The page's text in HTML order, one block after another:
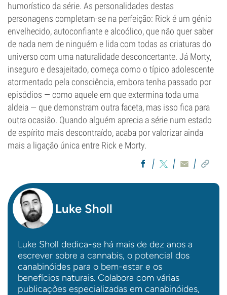
humorístico da série. As personalidades destas
personagens completam-se na perfeição: Rick é um génio
envelhecido, autoconfiante e alcoólico, que não quer saber
de nada nem de ninguém e lida com todas as criaturas do
universo com uma naturalidade desconcertante. Já Morty,
inseguro e desajeitado, começa como o típico adolescente
atormentado pela consciência, embora tenha passado por
episódios — como aquele em que extermina toda uma
aldeia — que demonstram outra faceta, mas isso fica para
outra ocasião. Quando alguém aprecia a série num estado
de espírito mais descontraído, acaba por valorizar ainda
mais a ligação única entre Rick e Morty.
Luke Sholl
Luke Sholl dedica-se há mais de dez anos a
escrever sobre a cannabis, o potencial dos
canabinóides para o bem-estar e os
benefícios naturais. Colabora com várias
publicações especializadas em canabinóides,